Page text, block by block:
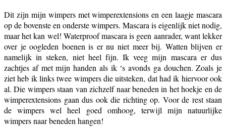
Dit zijn mijn wimpers met wimperextensions en een laagje mascara
op de bovenste en onderste wimpers. Mascara is eigenlijk niet nodig,
maar het kan wel! Waterproof mascara is geen aanrader, want lekker
over je oogleden boenen is er nu niet meer bij. Watten blijven er
namelijk in steken, niet heel fijn. Ik veeg mijn mascara er dus
zachtjes af met mijn handen als ik ‘s avonds ga douchen. Zoals je
ziet heb ik links twee wimpers die uitsteken, dat had ik hiervoor ook
al. Die wimpers staan van zichzelf naar beneden in het hoekje en de
wimperextensions gaan dus ook die richting op. Voor de rest staan
de wimpers wel heel goed omhoog, terwijl mijn natuurlijke
wimpers naar beneden hangen!